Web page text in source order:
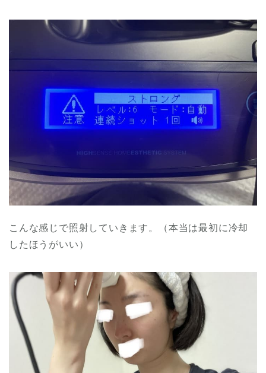
こんな感じで照射していきます。（本当は最初に冷却
したほうがいい）